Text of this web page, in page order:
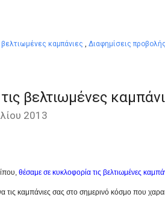
βελτιωμένες καμπάνιες , Διαφημίσεις προβολής
βελτιωμένες
2013
θέσαμε σε κυκλοφορία τις βελτιωμένες
τις καμπάνιες σας στο σημερινό κόσμο που